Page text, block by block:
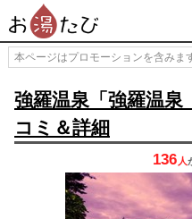
本ページはプロモーションを含みま
強羅温泉「強羅温
コミ＆詳細
136 人